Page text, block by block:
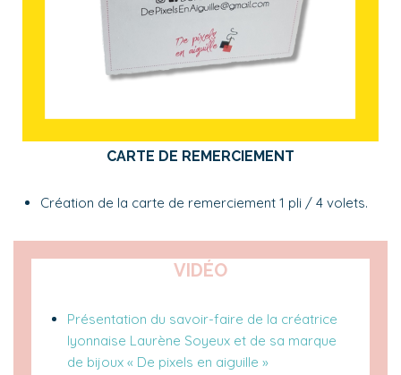
CARTE DE REMERCIEMENT
Création de la carte de remerciement 1 pli / 4 volets.
VIDÉO
Présentation du savoir-faire de la créatrice
lyonnaise Laurène Soyeux et de sa marque
de bijoux « De pixels en aiguille »